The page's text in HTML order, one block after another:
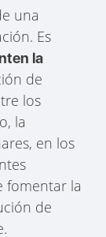
una
Es
la
de
los
la
en los
fomentar la
de